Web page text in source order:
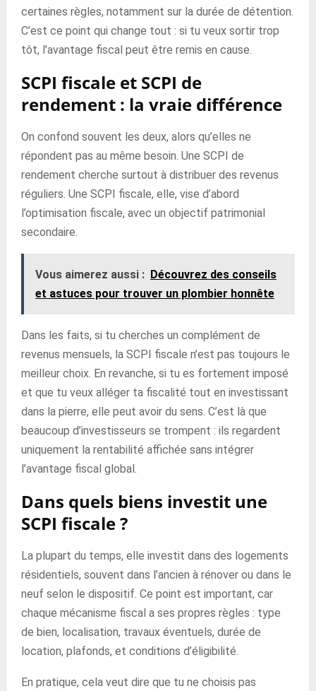
certaines règles, notamment sur la durée de détention.
C’est ce point qui change tout : si tu veux sortir trop
tôt, l’avantage fiscal peut être remis en cause.
SCPI fiscale et SCPI de
rendement : la vraie différence
On confond souvent les deux, alors qu’elles ne
répondent pas au même besoin. Une SCPI de
rendement cherche surtout à distribuer des revenus
réguliers. Une SCPI fiscale, elle, vise d’abord
l’optimisation fiscale, avec un objectif patrimonial
secondaire.
Vous aimerez aussi : Découvrez des conseils
et astuces pour trouver un plombier honnête
Dans les faits, si tu cherches un complément de
revenus mensuels, la SCPI fiscale n’est pas toujours le
meilleur choix. En revanche, si tu es fortement imposé
et que tu veux alléger ta fiscalité tout en investissant
dans la pierre, elle peut avoir du sens. C’est là que
beaucoup d’investisseurs se trompent : ils regardent
uniquement la rentabilité affichée sans intégrer
l’avantage fiscal global.
Dans quels biens investit une
SCPI fiscale ?
La plupart du temps, elle investit dans des logements
résidentiels, souvent dans l’ancien à rénover ou dans le
neuf selon le dispositif. Ce point est important, car
chaque mécanisme fiscal a ses propres règles : type
de bien, localisation, travaux éventuels, durée de
location, plafonds, et conditions d’éligibilité.
En pratique, cela veut dire que tu ne choisis pas